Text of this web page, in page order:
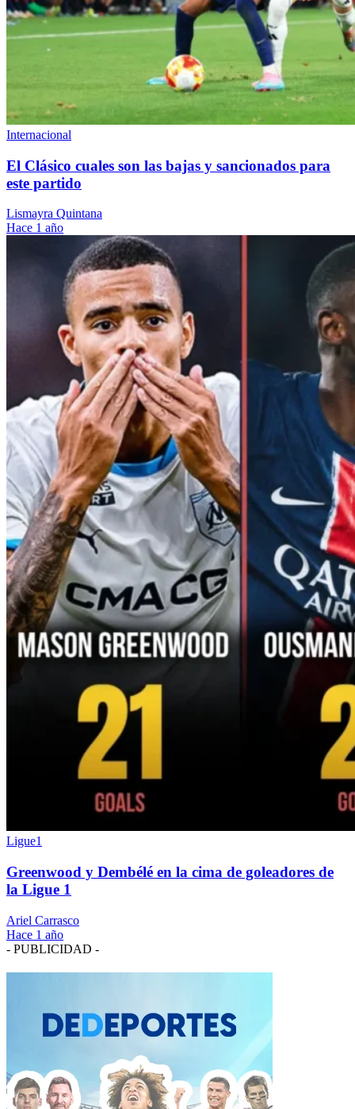
Internacional
El Clásico cuales son las bajas y sancionados para
este partido
Lismayra Quintana
Hace 1 año
Ligue1
Greenwood y Dembélé en la cima de goleadores de
la Ligue 1
Ariel Carrasco
Hace 1 año
- PUBLICIDAD -